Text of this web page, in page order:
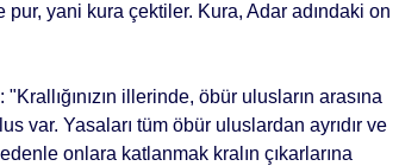
yani kura çek­tiler. Kura, Adar adındaki on
illerinde, öbür ulus­ların arasına
var. Yasaları tüm öbür uluslardan ayrıdır ve
onlara katlanmak kralın çıkarlarına